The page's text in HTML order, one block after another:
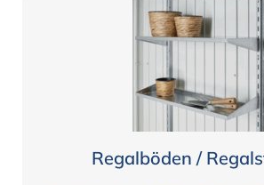
Regalböden /